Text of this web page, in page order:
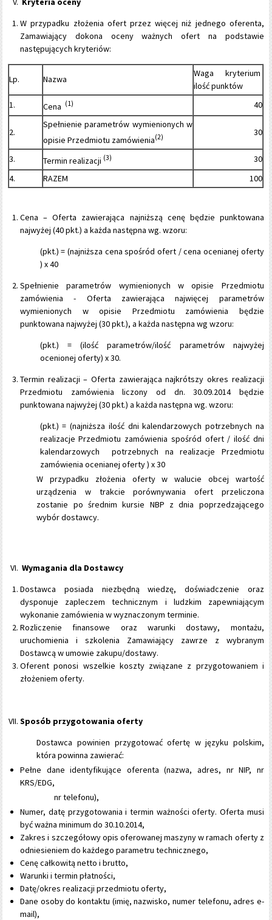
W przypadku złożenia ofert przez więcej niż jednego oferenta,
Zamawiający dokona oceny ważnych ofert na podstawie
następujących kryteriów:
Lp. Nazwa
Waga kryterium
ilość punktów
1.
Cena (1) 40
2.
Spełnienie parametrów wymienionych w
opisie Przedmiotu zamówienia(2) 30
3. Termin realizacji (3)
30
4.
RAZEM 100
Cena – Oferta zawierająca najniższą cenę będzie punktowana
najwyżej (40 pkt.) a każda następna wg. wzoru:
(pkt.) = (najniższa cena spośród ofert / cena ocenianej oferty
) x 40
Spełnienie parametrów wymienionych w opisie Przedmiotu
zamówienia - Oferta zawierająca najwięcej parametrów
wymienionych w opisie Przedmiotu zamówienia będzie
punktowana najwyżej (30 pkt.), a każda następna wg wzoru:
(pkt.) = (ilość parametrów/ilość parametrów najwyżej
ocenionej oferty) x 30.
Termin realizacji – Oferta zawierająca najkrótszy okres realizacji
Przedmiotu zamówienia liczony od dn. 30.09.2014 będzie
punktowana najwyżej (30 pkt.) a każda następna wg. wzoru:
(pkt.) = (najniższa ilość dni kalendarzowych potrzebnych na
realizacje Przedmiotu zamówienia spośród ofert / ilość dni
kalendarzowych potrzebnych na realizacje Przedmiotu
zamówienia ocenianej oferty ) x 30
W przypadku złożenia oferty w walucie obcej wartość
urządzenia w trakcie porównywania ofert przeliczona
zostanie po średnim kursie NBP z dnia poprzedzającego
wybór dostawcy.
Wymagania dla Dostawcy
Dostawca posiada niezbędną wiedzę, doświadczenie oraz
dysponuje zapleczem technicznym i ludzkim zapewniającym
wykonanie zamówienia w wyznaczonym terminie.
Rozliczenie finansowe oraz warunki dostawy, montażu,
uruchomienia i szkolenia Zamawiający zawrze z wybranym
Dostawcą w umowie zakupu/dostawy.
Oferent ponosi wszelkie koszty związane z przygotowaniem i
złożeniem oferty.
Sposób przygotowania oferty
Dostawca powinien przygotować ofertę w języku polskim,
która powinna zawierać:
Pełne dane identyfikujące oferenta (nazwa, adres, nr NIP, nr
KRS/EDG,
nr telefonu),
Numer, datę przygotowania i termin ważności oferty. Oferta musi
być ważna minimum do 30.10.2014,
Zakres i szczegółowy opis oferowanej maszyny w ramach oferty z
odniesieniem do każdego parametru technicznego,
Cenę całkowitą netto i brutto,
Warunki i termin płatności,
Datę/okres realizacji przedmiotu oferty,
Dane osoby do kontaktu (imię, nazwisko, numer telefonu, adres e-
mail),